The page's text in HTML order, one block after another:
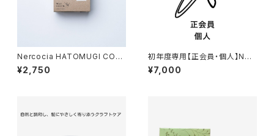
Nercocia HATOMUGI CON
DITIONERBAR＊コンディショ
ナーバー ＊微光＊さらさらふん
¥2,750
初年度専用【正会員・個人】NPO
法人気候危機対策ネットワーク
年会費
¥7,000